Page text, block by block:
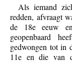
Als iemand
redden, afvraagt
de 18e eeuw
geopenbaard
gedwongen tot in
11e en die van